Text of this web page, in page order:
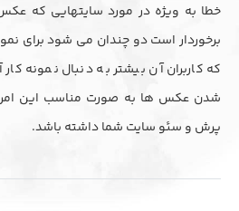
خطا به ویژه در مورد سایتهایی که
برخوردار است دو چندان می شود برای
که کاربران آن بیشتر به دنبال نمونه
شدن عکس ها به صورت مناسب این امر
پرش و سئو سایت شما داشته باشد.